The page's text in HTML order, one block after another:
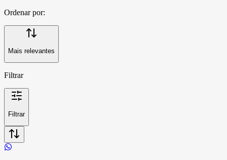
Ordenar por:
Mais relevantes
Filtrar
Filtrar